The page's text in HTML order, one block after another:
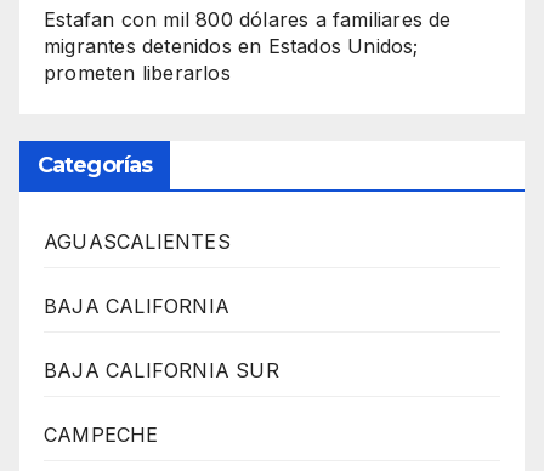
Estafan con mil 800 dólares a familiares de
migrantes detenidos en Estados Unidos;
prometen liberarlos
Categorías
AGUASCALIENTES
BAJA CALIFORNIA
BAJA CALIFORNIA SUR
CAMPECHE